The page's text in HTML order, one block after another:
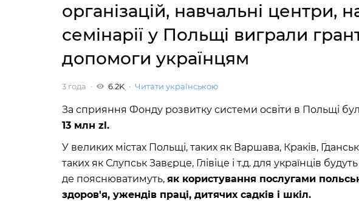
організацій, навчальні центри,
семінарії у Польщі виграли
допомоги українцям
3 года 6.2K Читати українською
За сприяння Фонду розвитку системи освіти в Польщі
13 млн zl.
У великих містах Польщі, таких як Варшава, Краків,
таких як Слупськ Завєрце, Глівіце і т.д. для українців
де пояснюватимуть, як користування послугами
здоров'я, ужендів праці, дитячих садків і шкіл.